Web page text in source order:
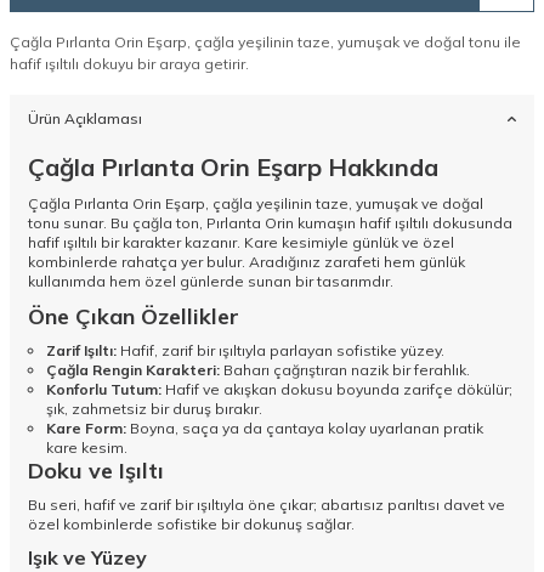
Çağla Pırlanta Orin Eşarp, çağla yeşilinin taze, yumuşak ve doğal tonu ile
hafif ışıltılı dokuyu bir araya getirir.
Ürün Açıklaması
Çağla Pırlanta Orin Eşarp Hakkında
Çağla Pırlanta Orin Eşarp, çağla yeşilinin taze, yumuşak ve doğal
tonu sunar. Bu çağla ton, Pırlanta Orin kumaşın hafif ışıltılı dokusunda
hafif ışıltılı bir karakter kazanır. Kare kesimiyle günlük ve özel
kombinlerde rahatça yer bulur. Aradığınız zarafeti hem günlük
kullanımda hem özel günlerde sunan bir tasarımdır.
Öne Çıkan Özellikler
Zarif Işıltı: Hafif, zarif bir ışıltıyla parlayan sofistike yüzey.
Çağla Rengin Karakteri: Baharı çağrıştıran nazik bir ferahlık.
Konforlu Tutum: Hafif ve akışkan dokusu boyunda zarifçe dökülür;
şık, zahmetsiz bir duruş bırakır.
Kare Form: Boyna, saça ya da çantaya kolay uyarlanan pratik
kare kesim.
Doku ve Işıltı
Bu seri, hafif ve zarif bir ışıltıyla öne çıkar; abartısız parıltısı davet ve
özel kombinlerde sofistike bir dokunuş sağlar.
Işık ve Yüzey